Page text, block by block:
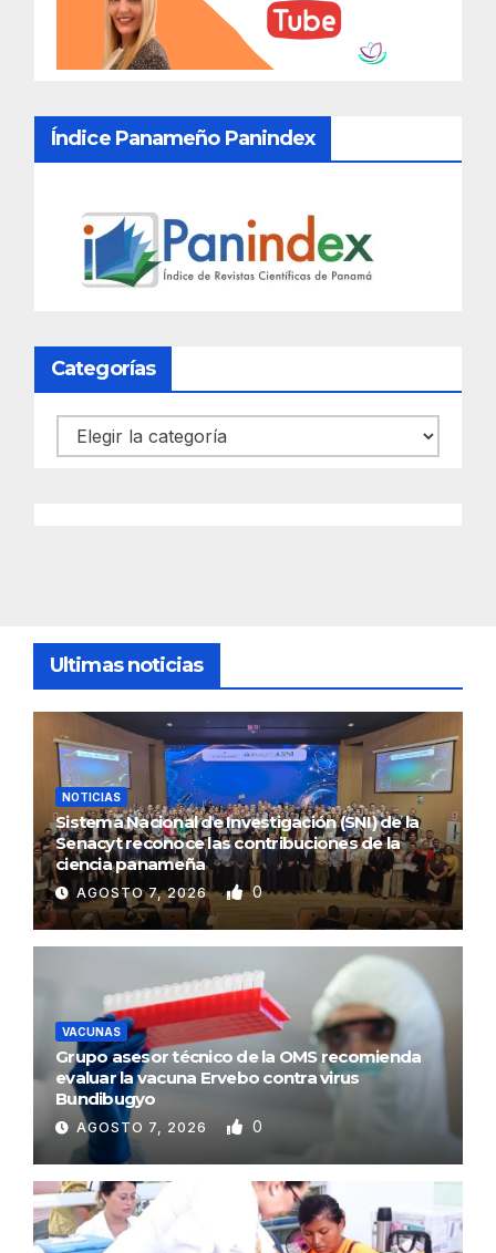
Índice Panameño Panindex
Categorías
Categorías
Ultimas noticias
NOTICIAS
Sistema Nacional de Investigación (SNI) de la
Senacyt reconoce las contribuciones de la
ciencia panameña
AGOSTO 7, 2026 0
VACUNAS
Grupo asesor técnico de la OMS recomienda
evaluar la vacuna Ervebo contra virus
Bundibugyo
AGOSTO 7, 2026 0